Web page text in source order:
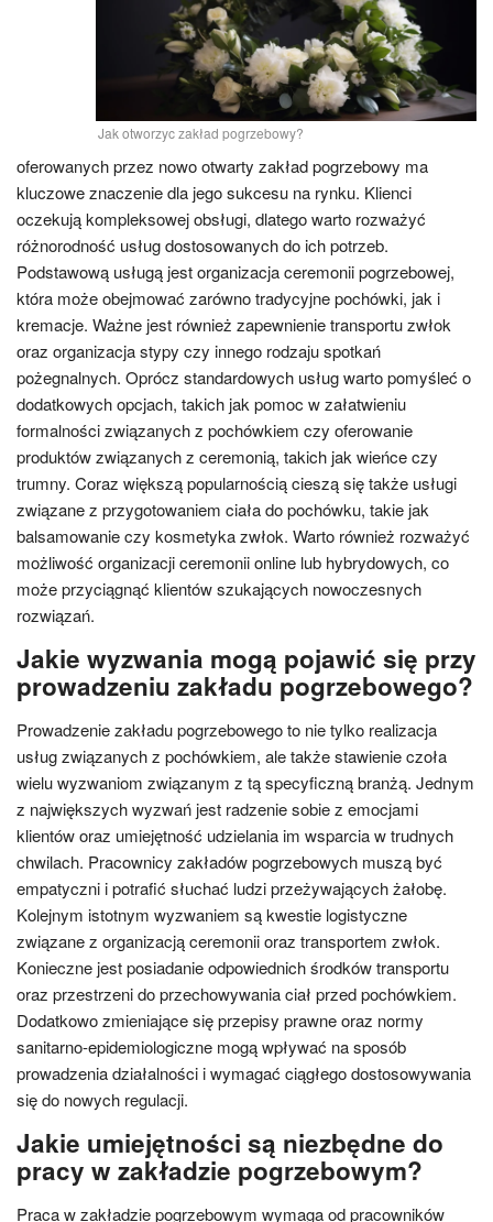
Jak otworzyc zakład pogrzebowy?
oferowanych przez nowo otwarty zakład pogrzebowy ma
kluczowe znaczenie dla jego sukcesu na rynku. Klienci
oczekują kompleksowej obsługi, dlatego warto rozważyć
różnorodność usług dostosowanych do ich potrzeb.
Podstawową usługą jest organizacja ceremonii pogrzebowej,
która może obejmować zarówno tradycyjne pochówki, jak i
kremacje. Ważne jest również zapewnienie transportu zwłok
oraz organizacja stypy czy innego rodzaju spotkań
pożegnalnych. Oprócz standardowych usług warto pomyśleć o
dodatkowych opcjach, takich jak pomoc w załatwieniu
formalności związanych z pochówkiem czy oferowanie
produktów związanych z ceremonią, takich jak wieńce czy
trumny. Coraz większą popularnością cieszą się także usługi
związane z przygotowaniem ciała do pochówku, takie jak
balsamowanie czy kosmetyka zwłok. Warto również rozważyć
możliwość organizacji ceremonii online lub hybrydowych, co
może przyciągnąć klientów szukających nowoczesnych
rozwiązań.
Jakie wyzwania mogą pojawić się przy
prowadzeniu zakładu pogrzebowego?
Prowadzenie zakładu pogrzebowego to nie tylko realizacja
usług związanych z pochówkiem, ale także stawienie czoła
wielu wyzwaniom związanym z tą specyficzną branżą. Jednym
z największych wyzwań jest radzenie sobie z emocjami
klientów oraz umiejętność udzielania im wsparcia w trudnych
chwilach. Pracownicy zakładów pogrzebowych muszą być
empatyczni i potrafić słuchać ludzi przeżywających żałobę.
Kolejnym istotnym wyzwaniem są kwestie logistyczne
związane z organizacją ceremonii oraz transportem zwłok.
Konieczne jest posiadanie odpowiednich środków transportu
oraz przestrzeni do przechowywania ciał przed pochówkiem.
Dodatkowo zmieniające się przepisy prawne oraz normy
sanitarno-epidemiologiczne mogą wpływać na sposób
prowadzenia działalności i wymagać ciągłego dostosowywania
się do nowych regulacji.
Jakie umiejętności są niezbędne do
pracy w zakładzie pogrzebowym?
Praca w zakładzie pogrzebowym wymaga od pracowników